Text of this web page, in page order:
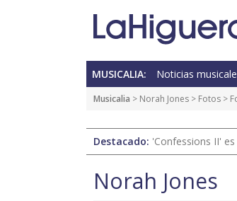
MUSICALIA: Noticias
Musicalia > Norah Jones > Fotos >
Destacado: 'Confessions II'
Norah Jones